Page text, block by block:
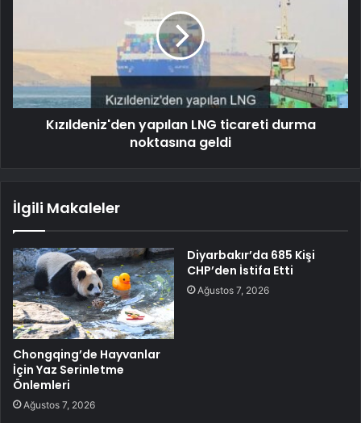
Kızıldeniz'den yapılan LNG ticareti durma
noktasına geldi
İlgili Makaleler
Chongqing’de Hayvanlar
İçin Yaz Serinletme
Önlemleri
Ağustos 7, 2026
Diyarbakır’da 685 Kişi
CHP’den İstifa Etti
Ağustos 7, 2026